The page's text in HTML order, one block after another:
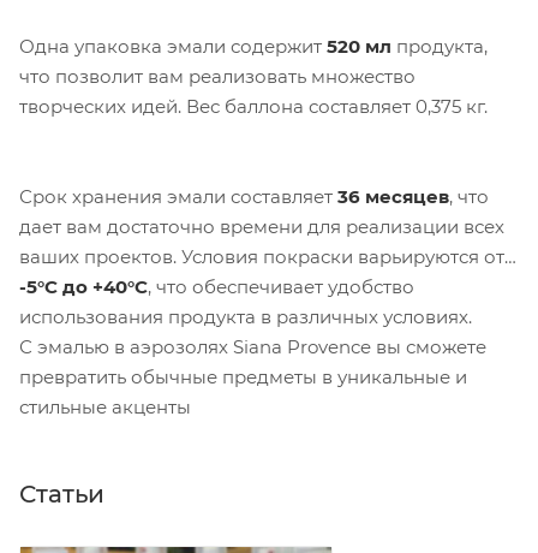
Одна упаковка эмали содержит 520 мл продукта,
что позволит вам реализовать множество
творческих идей. Вес баллона составляет 0,375 кг.
Срок хранения эмали составляет 36 месяцев, что
дает вам достаточно времени для реализации всех
ваших проектов. Условия покраски варьируются от
-5°C до +40°C, что обеспечивает удобство
использования продукта в различных условиях.
С эмалью в аэрозолях Siana Provence вы сможете
превратить обычные предметы в уникальные и
стильные акценты
Статьи